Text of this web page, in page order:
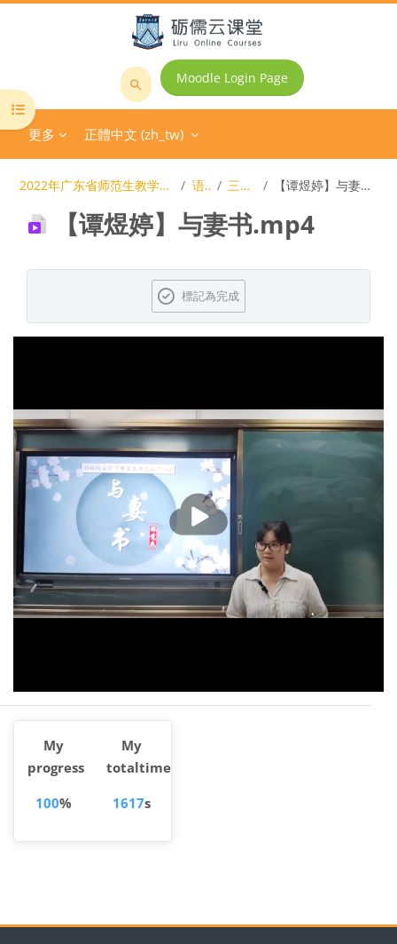
搜
課
程
Moodle Login Page
更多 正體中文 ‎(zh_tw)‎
開啟課程索引
2022年广东省师范生教学技能大赛 语文 三等奖 【谭煜婷】与妻书.mp4
【谭煜婷】与妻书.mp4
完成課程所需要的條件
標記為完成
播
放
My
progress
100%
My
totaltime
1617s